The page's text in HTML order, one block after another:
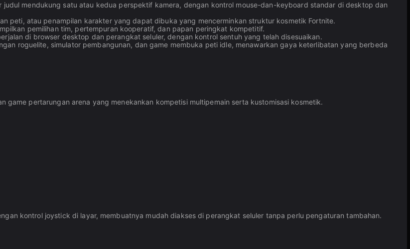
judul mendukung satu atau kedua perspektif kamera, dengan kontrol mouse-dan-keyboard standar di desktop dan
peti, atau penampilan karakter yang dapat dibuka yang mencerminkan struktur kosmetik Fortnite.
pemilihan tim, pertempuran kooperatif, dan papan peringkat kompetitif.
di browser desktop dan perangkat seluler, dengan kontrol sentuh yang telah disesuaikan.
roguelite, simulator pembangunan, dan game membuka peti idle, menawarkan gaya keterlibatan yang berbeda
pertarungan arena yang menekankan kompetisi multipemain serta kustomisasi kosmetik.
kontrol joystick di layar, membuatnya mudah diakses di perangkat seluler tanpa perlu pengaturan tambahan.